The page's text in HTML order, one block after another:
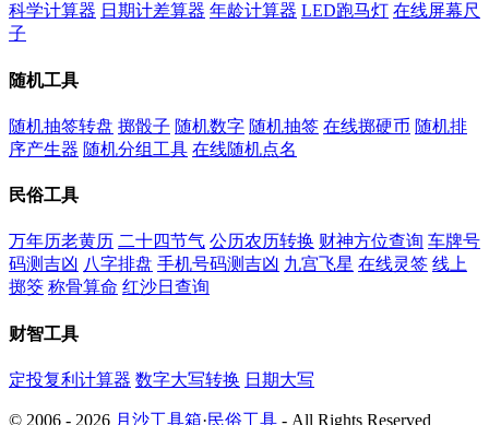
科学计算器 日期计差算器 年龄计算器 LED跑马灯 在线屏幕尺
子
随机工具
随机抽签转盘 掷骰子 随机数字 随机抽签 在线掷硬币 随机排
序产生器 随机分组工具 在线随机点名
民俗工具
万年历老黄历 二十四节气 公历农历转换 财神方位查询 车牌号
码测吉凶 八字排盘 手机号码测吉凶 九宫飞星 在线灵签 线上
掷筊 称骨算命 红沙日查询
财智工具
定投复利计算器 数字大写转换 日期大写
© 2006 - 2026 月沙工具箱·民俗工具 - All Rights Reserved